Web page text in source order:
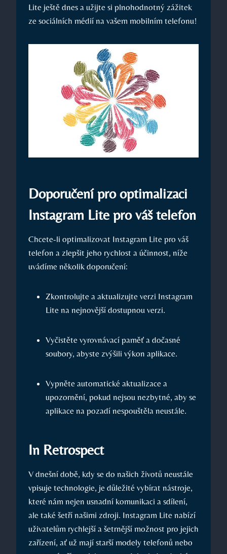
Lite ještě dnes a užijte si plnohodnotný zážitek
ze sociálních médií na vašem mobilním telefonu!
Doporučení pro optimalizaci
Instagram Lite pro váš telefon
Chcete-li optimalizovat Instagram Lite pro váš
telefon a zlepšit jeho rychlost a účinnost, níže
uvádíme několik doporučení:
Zkontrolujte a aktualizujte verzi Instagram
Lite na nejnovější dostupnou verzi.
Vyčistěte vyrovnávací paměť a dočasné
soubory, abyste zvýšili výkon aplikace.
Vypněte automatické aktualizace a
upozornění, pokud nejsou nezbytné, aby se
aplikace na pozadí nespouštěla neustále.
In Retrospect
V dnešní době, kdy se do našich životů neustále
vpisuje technologie, je důležité vybírat nástroje,
které nám nejen usnadní komunikaci a sdílení,
ale také šetří našimi zdroji. Instagram Lite nabízí
uživatelům rychlejší a šetrnější možnost pro jejich
zařízení, ať už mají starší modely telefonů nebo